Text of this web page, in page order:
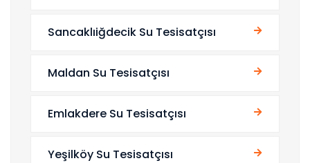
Sancaklıiğdecik Su Tesisatçısı
Maldan Su Tesisatçısı
Emlakdere Su Tesisatçısı
Yeşilköy Su Tesisatçısı